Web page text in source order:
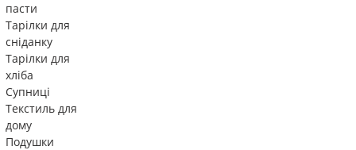
пасти
Тарілки для
сніданку
Тарілки для
хліба
Супниці
Текстиль для
дому
Подушки